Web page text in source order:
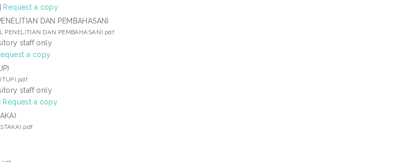
| Request a copy
DAN PEMBAHASAN)
PENELITIAN DAN PEMBAHASAN).pdf
staff only
a copy
staff only
Request a copy